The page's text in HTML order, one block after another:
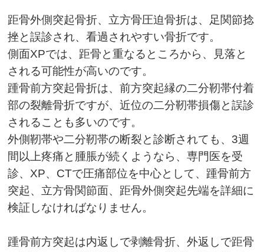
距骨外側突起骨折、立方骨圧迫骨折は、足関節捻
挫と誤診され、看過されやすい骨折です。
側面XPでは、距骨と重なるところから、見落と
される可能性が高いのです。
踵骨前方突起骨折は、前方突起縁の二分靭帯付着
部の裂離骨折ですが、近位の二分靭帯損傷と誤診
されることも多いのです。
外側靭帯や二分靭帯の断裂と診断されても、3週
間以上疼痛と腫脹が続くようなら、専門医を受
診、XP、 CTで圧痛部位を中心として、踵骨前方
突起、立方骨関節面、距骨外側突起先端を詳細に
検証しなければなりません。
踵骨前方突起は内返しで剥離骨折、外返しで距骨